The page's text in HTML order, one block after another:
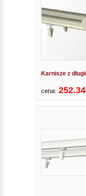
Karnisze z
cena: 252.34